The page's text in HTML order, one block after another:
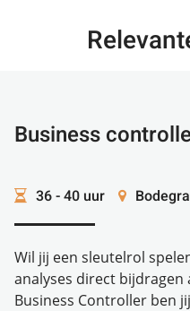
Business
36 - 40 uur
Wil jij een sleutelrol
analyses direct bijdragen
Business Controller ben